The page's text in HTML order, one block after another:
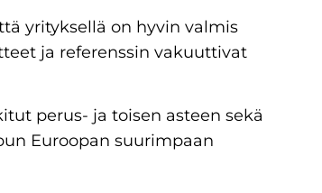
yrityksellä on hyvin valmis
ja referenssin vakuuttivat
perus- ja toisen asteen sekä
Euroopan suurimpaan